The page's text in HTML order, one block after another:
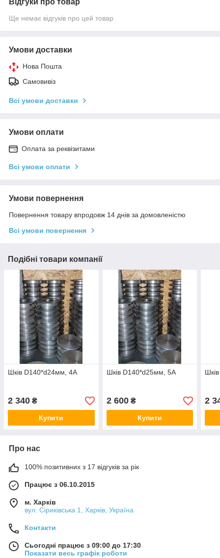
Ще немає відгуків про цей товар
Умови доставки
Нова Пошта
Самовивіз
Всі умови доставки
Умови оплати
Оплата за реквізитами
Всі умови оплати
Умови повернення
Повернення товару впродовж 14 днів за домовленістю
Всі умови повернення
Подібні товари компанії
Шків D140*d24мм, 4А
2 340 ₴
Купити
Шків D140*d25мм, 5А
2 600₴
Купити
2
Про нас
100% позитивних з 17 відгуків за рік
Працює з 06.10.2015
м. Харків
вул. Сіриківська 1, Харків, Україна
Контакти
Сьогодні працює з 09:00 до 17:30
Показати весь графік роботи